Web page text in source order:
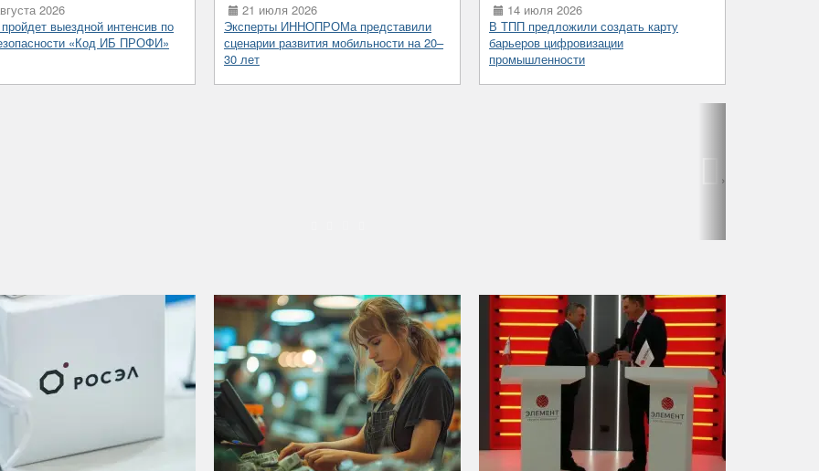
2026
выездной интенсив по
«Код ИБ ПРОФИ»
21 июля 2026
Эксперты ИННОПРОМа представили
сценарии развития мобильности на 20–
30 лет
14 июля 2026
В ТПП предложили создать карту
барьеров цифровизации
промышленности
›